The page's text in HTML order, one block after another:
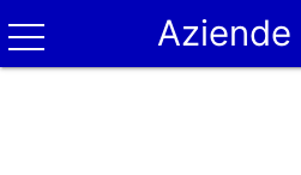
Aziende